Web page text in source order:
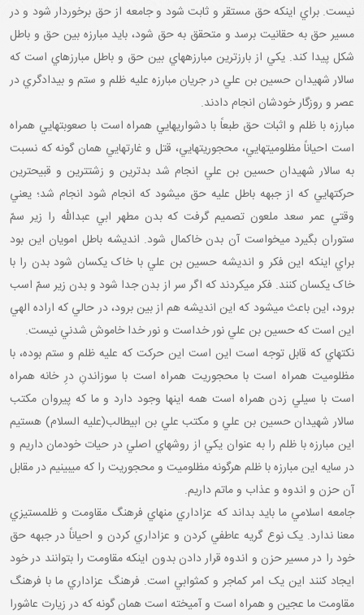
نيست. براي اينکه حق مستقر و ثابت شود و جامعه از حق برخوردار شود و در
مسير حق به حقانيت برسد و متحقق به حق شود، بايد مبارزه بين حق و باطل
شکل پيدا کند. يکي از بارزترين مبارزه هاي بين حق و باطل مبارزه اي است که
سالار شهيدان حسين بن علي در جريان مبارزه عليه ظلم و ستم و بيدادگري در
عصر و روزگار خودشان انجام دادند.
مبارزه با ظلم و اثبات حق طبعاً با دشواري هايي همراه است با صعوبت هايي همراه
است احياناً مظلوميت هايي، محجوريت هايي، قتل و غارت هايي همان گونه که نسبت
به سالار شهيدان حسين بن علي انجام شد بدترين و زشت ترين و قبيح ترين
حرکت هايي که از جبهه باطل عليه حق مي شود که انجام شود انجام شد؛ يعني
وقتي عمر سعد ملعون تصميم گرفت که بدن مطهر ابي عبدالله را زير سمّ
ستوران بگيرد مي خواست آن بدن خاکمال شود. انديشه باطل امويان اين بود
براي اينکه اين فکر و انديشه حسين بن علي با خاک يکسان شود بدن را با
خاک يکسان کنند. فکر مي کردند که اگر سر از بدن جدا شود و بدن زير سمّ اسب
برود، اين باعث مي شود که اين انديشه هم از بين برود، در حالي که اراده الهي
اين است که حسين بن علي نور خداست و نور خدا خاموش شدني نيست.
نکته اي که قابل توجه است اين است اين حرکت که عليه ظلم و ستم بوده، با
مظلوميت همراه است با محجوريت همراه است با سوزاندنِ درِ خانه همراه
است با سيلي زدن همراه است همه اينها وجود دارد و ما که پيروان مکتب
سالار شهيدان حسين بن علي و مکتب علي بن ابيطالب(عليه السلام) هستيم
اين مبارزه با ظلم را به عنوان يکي از روش هاي اصلي در حيات خودمان داريم و
در سايه اين مبارزه با ظلم هر گونه مظلوميت و محجوريت را که مي بينيم در مقابل
آن حزن و اندوه و عذاب و ماتم داريم.
جامعه اسلامي ما بايد بداند که عزاداري منهاي فرهنگ مقاومت و ظلم ستيزي
معنا ندارد. يک نوع گريه عاطفي کردن و عزاداري کردن و احياناً در جبهه حق
خود را در مسير حزن و اندوه قرار دادن بدون اينکه مقاومت را بتوانند در خود
ايجاد کنند اين يک امر کم اجر و کم ثوابي است. فرهنگ عزاداري ما با فرهنگ
مقاومت ما عجين و همراه است و آميخته است همان گونه که در زيارت عاشورا